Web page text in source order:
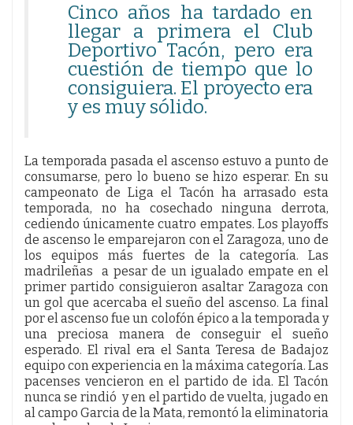
Cinco años ha tardado en
llegar a primera el Club
Deportivo Tacón, pero era
cuestión de tiempo que lo
consiguiera. El proyecto era
y es muy sólido.
La temporada pasada el ascenso estuvo a punto de
consumarse, pero lo bueno se hizo esperar. En su
campeonato de Liga el Tacón ha arrasado esta
temporada, no ha cosechado ninguna derrota,
cediendo únicamente cuatro empates. Los playoffs
de ascenso le emparejaron con el Zaragoza, uno de
los equipos más fuertes de la categoría. Las
madrileñas a pesar de un igualado empate en el
primer partido consiguieron asaltar Zaragoza con
un gol que acercaba el sueño del ascenso. La final
por el ascenso fue un colofón épico a la temporada y
una preciosa manera de conseguir el sueño
esperado. El rival era el Santa Teresa de Badajoz
equipo con experiencia en la máxima categoría. Las
pacenses vencieron en el partido de ida. El Tacón
nunca se rindió y en el partido de vuelta, jugado en
al campo Garcia de la Mata, remontó la eliminatoria